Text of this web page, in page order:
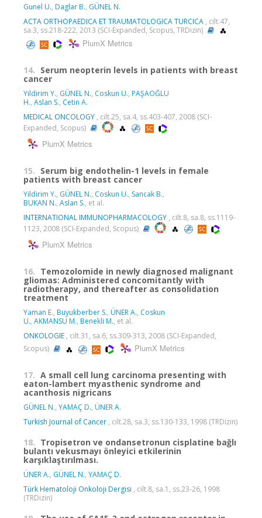
Gunel U., Daglar B., GÜNEL N.
ACTA ORTHOPAEDICA ET TRAUMATOLOGICA TURCICA , cilt.47,
sa.3, ss.218-222, 2013 (SCI-Expanded, Scopus, TRDizin)
PlumX Metrics
14. Serum neopterin levels in patients with breast
cancer
Yildirim Y., GÜNEL N., Coskun U., PAŞAOĞLU
H., Aslan S., Cetin A.
MEDICAL ONCOLOGY , cilt.25, sa.4, ss.403-407, 2008 (SCI-
Expanded, Scopus)
PlumX Metrics
15. Serum big endothelin-1 levels in female
patients with breast cancer
Yildirim Y., GÜNEL N., Coskun U., Sancak B.,
BUKAN N., Aslan S., et al.
INTERNATIONAL IMMUNOPHARMACOLOGY , cilt.8, sa.8, ss.1119-
1123, 2008 (SCI-Expanded, Scopus)
PlumX Metrics
16. Temozolomide in newly diagnosed malignant
gliomas: Administered concomitantly with
radiotherapy, and thereafter as consolidation
treatment
Yaman E., Buyukberber S., ÜNER A., Coskun
U., AKMANSU M., Benekli M., et al.
ONKOLOGIE , cilt.31, sa.6, ss.309-313, 2008 (SCI-Expanded,
Scopus)
PlumX Metrics
17. A small cell lung carcinoma presenting with
eaton-lambert myasthenic syndrome and
acanthosis nigricans
GÜNEL N., YAMAÇ D., ÜNER A.
Turkish Journal of Cancer , cilt.28, sa.3, ss.130-133, 1998 (TRDizin)
18. Tropisetron ve ondansetronun cisplatine bağlı
bulantı vekusmayı önleyici etkilerinin
karşıklaştırılması.
ÜNER A., GÜNEL N., YAMAÇ D.
Türk Hematoloji Onkoloji Dergisi , cilt.8, sa.1, ss.23-26, 1998
(TRDizin)